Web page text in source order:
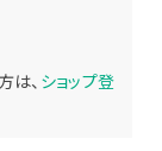
は、 ショップ登